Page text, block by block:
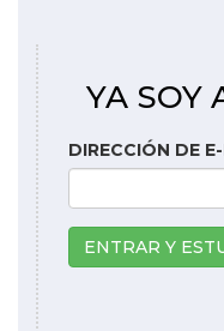
YA SOY
DIRECCIÓN DE
ENTRAR Y